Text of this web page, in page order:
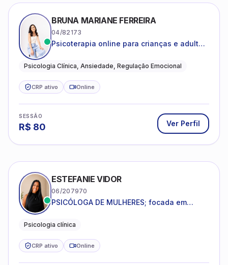
BRUNA MARIANE FERREIRA
04/82173
Psicoterapia online para crianças e adultos
reduzir a ansiedade e construir uma vida
Psicologia Clínica, Ansiedade, Regulação Emocional
CRP ativo Online
SESSÃO
R$ 80 Ver Perfil
ESTEFANIE VIDOR
06/207970
PSICÓLOGA DE MULHERES; focada em
dentro da sua realidade.
Psicologia clínica
CRP ativo Online